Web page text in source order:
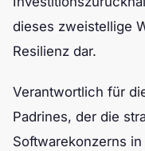
dieses zweistellige
Resilienz dar.
Verantwortlich für
Padrines, der die
Softwarekonzerns